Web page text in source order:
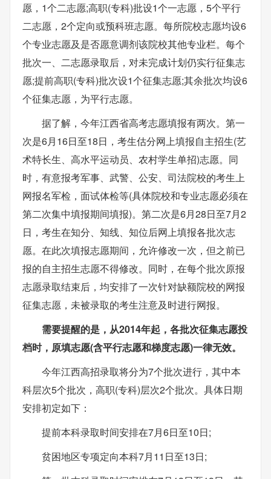
愿，1个二志愿;高职(专科)批设1个一志愿，5个平行
二志愿，2个定向或预科班志愿。每所院校志愿均设6
个专业志愿及是否愿意调剂该院校其他专业栏。每个
批次一、二志愿录取后，对未完成计划仍实行征集志
愿;提前高职(专科)批次设1个征集志愿;其余批次均设6
个征集志愿，为平行志愿。
据了解，今年江西省高考志愿填报有两次。第一
次是6月16日至18日，考生估分网上填报自主招生(艺
术特长生、高水平运动员、农村学生单招)志愿。同
时，有意报考军事、武警、公安、司法院校的考生上
网报名军检，面试体检等(具体院校和专业志愿必须在
第二次集中填报期间填报)。第二次是6月28日至7月2
日，考生在知分、知线、知位后网上填报各批次志
愿。在此次填报志愿期间，允许修改一次，但之前已
报的自主招生志愿不得修改。同时，在每个批次原报
志愿录取结束后，均安排了一次针对缺额院校的网报
征集志愿，未被录取的考生注意及时进行网报。
需要提醒的是，从2014年起，各批次征集志愿投
档时，原填志愿(含平行志愿和梯度志愿)一律无效。
今年江西高招录取将分为7个批次进行，其中本
科层次5个批次，高职(专科)层次2个批次。具体日期
安排初定如下：
提前本科录取时间安排在7月6日至10日;
贫困地区专项定向本科7月11日至13日;